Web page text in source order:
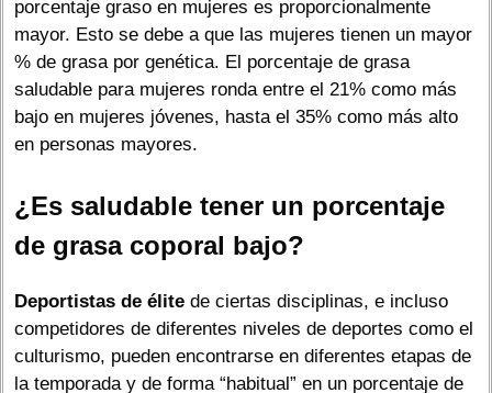
porcentaje graso en mujeres es proporcionalmente
mayor. Esto se debe a que las mujeres tienen un mayor
% de grasa por genética. El porcentaje de grasa
saludable para mujeres ronda entre el 21% como más
bajo en mujeres jóvenes, hasta el 35% como más alto
en personas mayores.
¿Es saludable tener un porcentaje
de grasa coporal bajo?
Deportistas de élite de ciertas disciplinas, e incluso
competidores de diferentes niveles de deportes como el
culturismo, pueden encontrarse en diferentes etapas de
la temporada y de forma “habitual” en un porcentaje de